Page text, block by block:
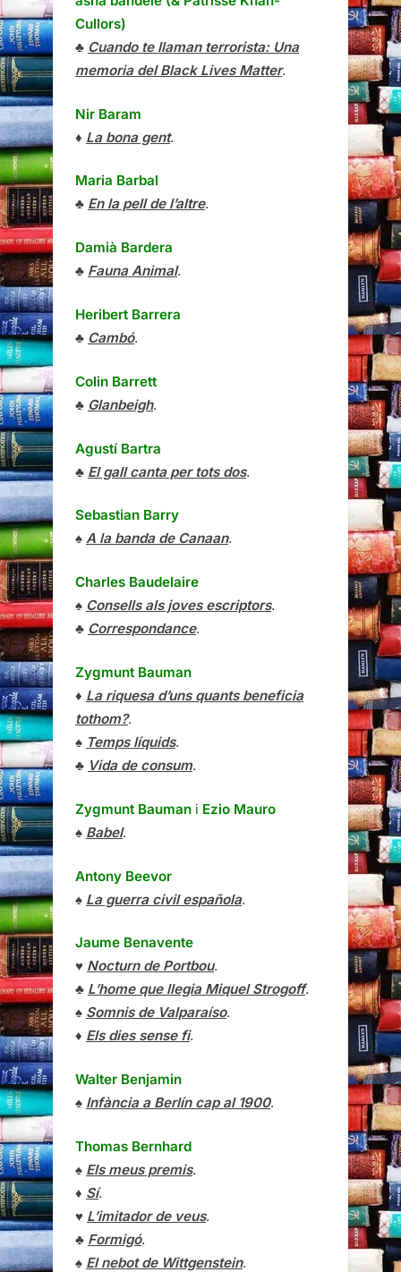
Cullors)
♣ Cuando te llaman terrorista: Una
memoria del Black Lives Matter.
Nir Baram
♦ La bona gent.
Maria Barbal
♣ En la pell de l’altre.
Damià Bardera
♣ Fauna Animal.
Heribert Barrera
♣ Cambó.
Colin Barrett
♣ Glanbeigh.
Agustí Bartra
♣ El gall canta per tots dos.
Sebastian Barry
♠ A la banda de Canaan.
Charles Baudelaire
♠ Consells als joves escriptors.
♣ Correspondance.
Zygmunt Bauman
♦ La riquesa d’uns quants beneficia
tothom?.
♠ Temps líquids.
♣ Vida de consum.
Zygmunt Bauman i Ezio Mauro
♠ Babel.
Antony Beevor
♠ La guerra civil española.
Jaume Benavente
♥ Nocturn de Portbou.
♣ L’home que llegia Miquel Strogoff.
♠ Somnis de Valparaíso.
♦ Els dies sense fi.
Walter Benjamin
♠ Infància a Berlín cap al 1900.
Thomas Bernhard
♠ Els meus premis.
♦ Sí.
♥ L’imitador de veus.
♣ Formigó.
♠ El nebot de Wittgenstein.